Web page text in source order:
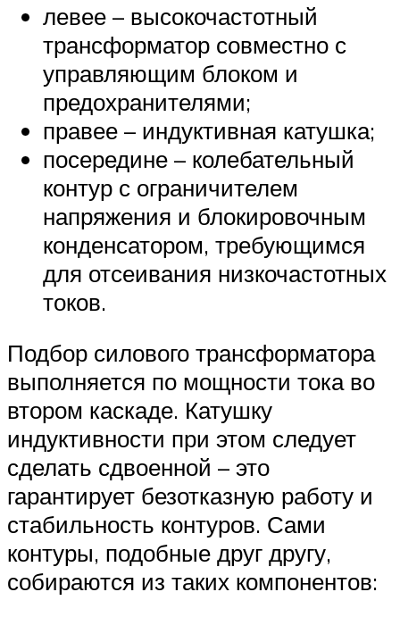
левее – высокочастотный
трансформатор совместно с
управляющим блоком и
предохранителями;
правее – индуктивная катушка;
посередине – колебательный
контур с ограничителем
напряжения и блокировочным
конденсатором, требующимся
для отсеивания низкочастотных
токов.
Подбор силового трансформатора
выполняется по мощности тока во
втором каскаде. Катушку
индуктивности при этом следует
сделать сдвоенной – это
гарантирует безотказную работу и
стабильность контуров. Сами
контуры, подобные друг другу,
собираются из таких компонентов: